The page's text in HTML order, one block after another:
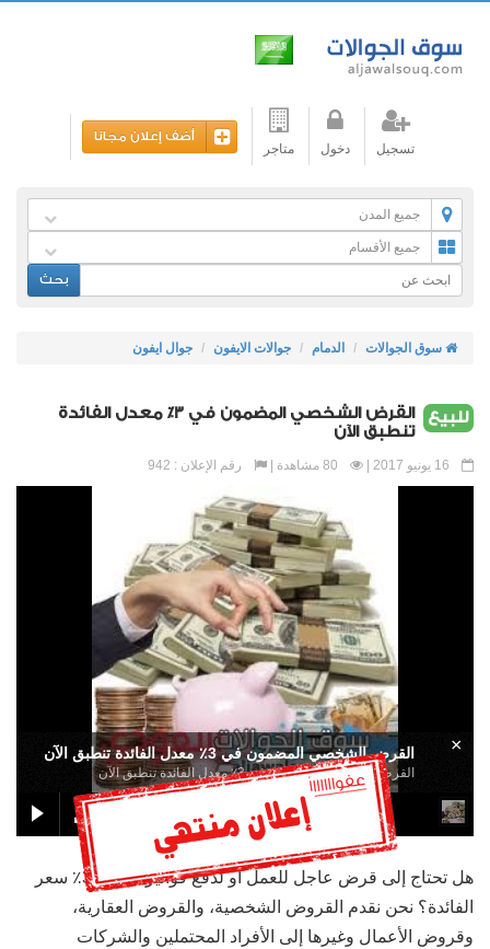
تسجيل دخول متاجر
أضف إعلان مجانا
جميع المدن
جميع الأقسام
بحث
سوق الجوالات الدمام جوالات الايفون جوال ايفون
للبيع
القرض الشخصي المضمون في 3٪ معدل الفائدة
تنطبق الآن
رقم الإعلان : 942
القرض الشخصي المضمون في 3٪ معدل الفائدة تنطبق الآن
القرض الشخصي المضمون في 3٪ معدل الفائدة تنطبق الآن
×
هل تحتاج إلى قرض عاجل للعمل أو لدفع فواتير بمعدل 3٪ سعر
الفائدة؟ نحن نقدم القروض الشخصية، والقروض العقارية،
وقروض الأعمال وغيرها إلى الأفراد المحتملين والشركات